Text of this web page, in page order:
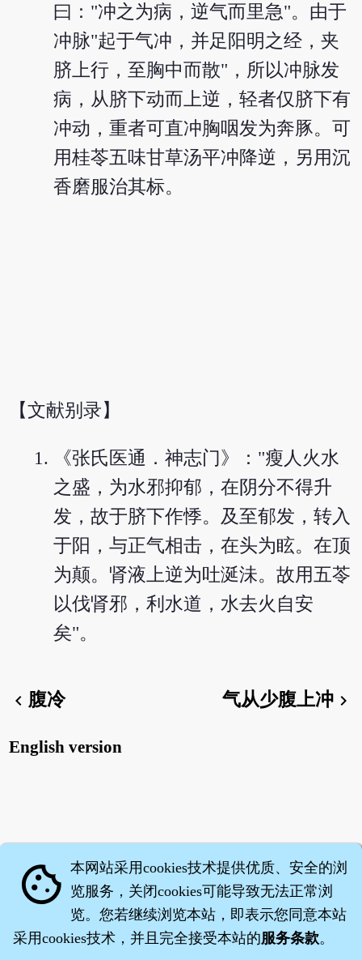
曰："冲之为病，逆气而里急"。由于
冲脉"起于气冲，并足阳明之经，夹
脐上行，至胸中而散"，所以冲脉发
病，从脐下动而上逆，轻者仅脐下有
冲动，重者可直冲胸咽发为奔豚。可
用桂苓五味甘草汤平冲降逆，另用沉
香磨服治其标。
【文献别录】
《张氏医通．神志门》："瘦人火水
之盛，为水邪抑郁，在阴分不得升
发，故于脐下作悸。及至郁发，转入
于阳，与正气相击，在头为眩。在顶
为颠。肾液上逆为吐涎沬。故用五苓
以伐肾邪，利水道，水去火自安
矣"。
chevron_left腹冷 气从少腹上冲chevron_right
English version
cookie 本网站采用cookies技术提供优质、安全的浏
览服务，关闭cookies可能导致无法正常浏
览。您若继续浏览本站，即表示您同意本站
采用cookies技术，并且完全接受本站的服务条款。